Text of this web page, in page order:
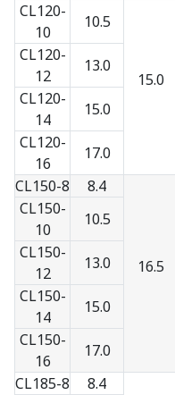
CL120-
10
10.5
15.0
CL120-
12
13.0
CL120-
14
15.0
CL120-
16
17.0
CL150-8
8.4
16.5
CL150-
10
10.5
CL150-
12
13.0
CL150-
14
15.0
CL150-
16
17.0
CL185-8
8.4